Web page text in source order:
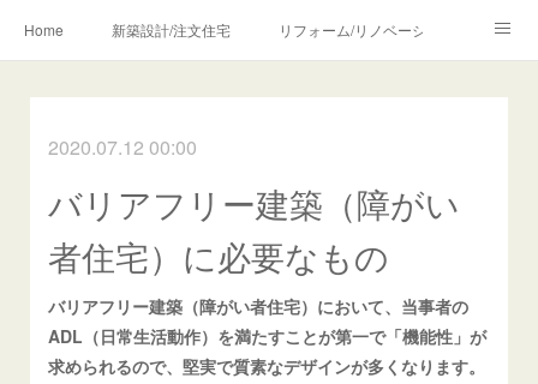
Home 新築設計/注文住宅 リフォーム/リノベーション
Profile/作品について お問合せ/アクセス
メディア・講師・執筆・SNS関連
2020.07.12 00:00
バリアフリー建築（障がい
者住宅）に必要なもの
バリアフリー建築（障がい者住宅）において、当事者の
ADL（日常生活動作）を満たすことが第一で「機能性」が
求められるので、堅実で質素なデザインが多くなります。